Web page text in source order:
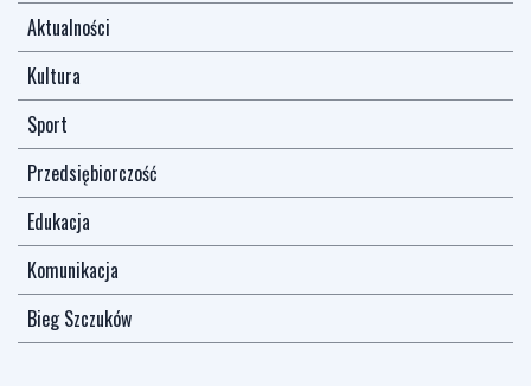
Aktualności
Kultura
Sport
Przedsiębiorczość
Edukacja
Komunikacja
Bieg Szczuków